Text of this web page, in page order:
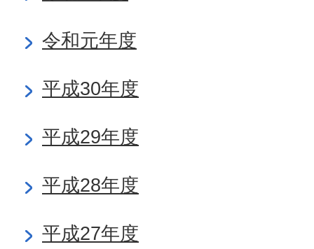
令和元年度
平成30年度
平成29年度
平成28年度
平成27年度